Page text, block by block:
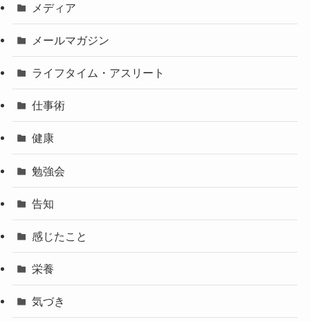
メディア
メールマガジン
ライフタイム・アスリート
仕事術
健康
勉強会
告知
感じたこと
栄養
気づき